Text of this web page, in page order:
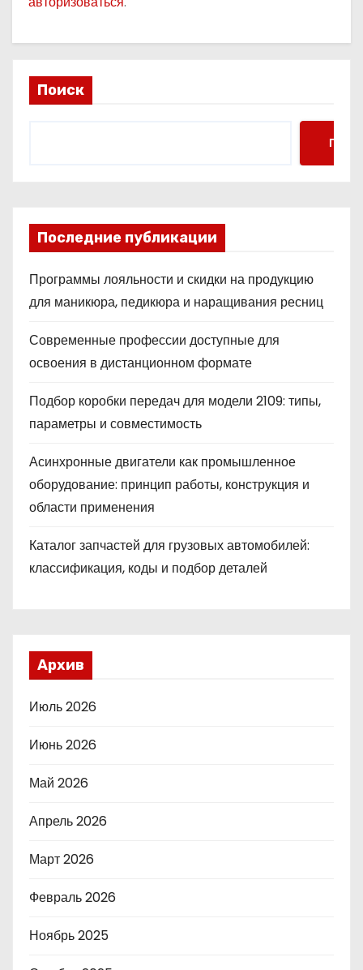
Поиск
Поиск
Последние публикации
Программы лояльности и скидки на продукцию
для маникюра, педикюра и наращивания ресниц
Современные профессии доступные для
освоения в дистанционном формате
Подбор коробки передач для модели 2109: типы,
параметры и совместимость
Асинхронные двигатели как промышленное
оборудование: принцип работы, конструкция и
области применения
Каталог запчастей для грузовых автомобилей:
классификация, коды и подбор деталей
Архив
Июль 2026
Июнь 2026
Май 2026
Апрель 2026
Март 2026
Февраль 2026
Ноябрь 2025